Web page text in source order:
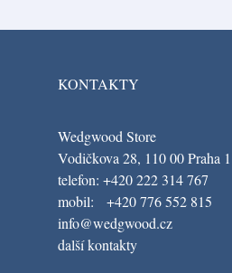
KONTAKTY
Wedgwood Store
Vodičkova 28, 110 00 Praha 1
telefon: +420 222 314 767
mobil: +420 776 552 815
info@wedgwood.cz
další kontakty